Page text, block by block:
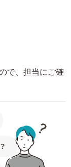
で、担当にご確